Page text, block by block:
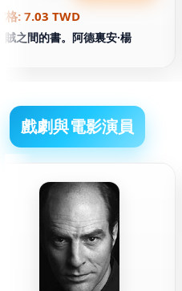
格: 7.03 TWD
賊之間的書。阿德裏安·楊
戲劇與電影演員